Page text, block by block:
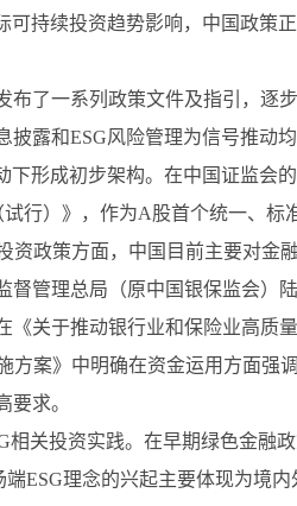
持续投资趋势影响，中国政策
了一系列政策文件及指引，逐
露和ESG风险管理为信号推动
形成初步架构。在中国证监会
行）》，作为A股首个统一、标
政策方面，中国目前主要对金
管理总局（原中国银保监会）
关于推动银行业和保险业高质
案》中明确在资金运用方面强
求。
关投资实践。在早期绿色金融
ESG理念的兴起主要体现为境